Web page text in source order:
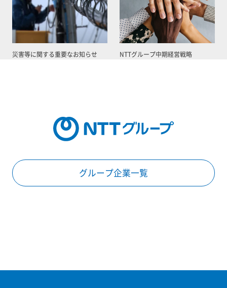
災害等に関する重要なお知らせ NTTグループ中期経営戦略
グループ企業一覧